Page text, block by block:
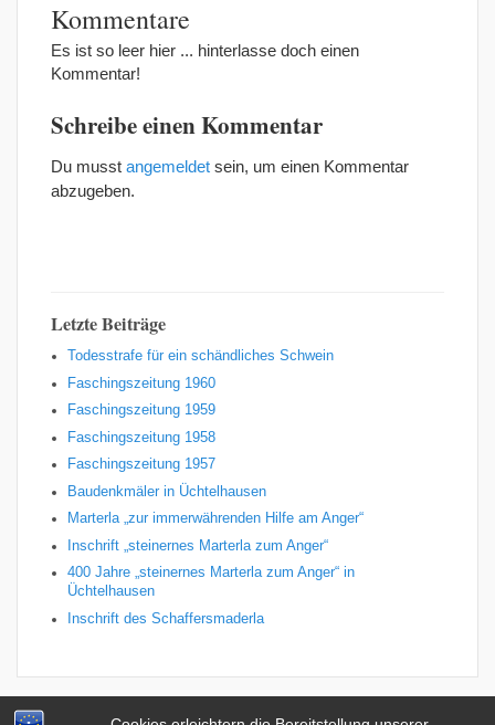
Kommentare
Es ist so leer hier ... hinterlasse doch einen
Kommentar!
Schreibe einen Kommentar
Du musst angemeldet sein, um einen Kommentar
abzugeben.
Letzte Beiträge
Todesstrafe für ein schändliches Schwein
Faschingszeitung 1960
Faschingszeitung 1959
Faschingszeitung 1958
Faschingszeitung 1957
Baudenkmäler in Üchtelhausen
Marterla „zur immerwährenden Hilfe am Anger“
Inschrift „steinernes Marterla zum Anger“
400 Jahre „steinernes Marterla zum Anger“ in
Üchtelhausen
Inschrift des Schaffersmaderla